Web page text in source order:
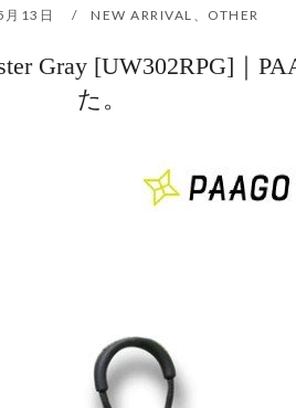
13日 NEW ARRIVAL 、 OTHER
Gray [UW302RPG]｜
た。